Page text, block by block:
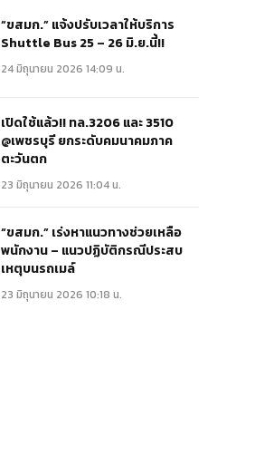
“ขสมก.” แจ้งปรับเวลาให้บริการ
Shuttle Bus 25 – 26 มิ.ย.นี้!!
24 มิถุนายน 2026 14:09 น.
เปิดใช้แล้ว!! ทล.3206 และ 3510
@เพชรบุรี ยกระดับคมนาคมภาค
ตะวันตก
23 มิถุนายน 2026 11:04 น.
“ขสมก.” เร่งหาแนวทางช่วยเหลือ
พนักงาน – แนวปฏิบัติกรณีประสบ
เหตุบนรถเมล์
23 มิถุนายน 2026 10:18 น.